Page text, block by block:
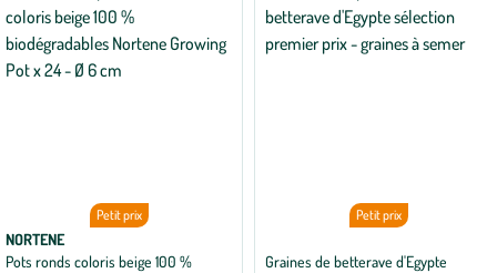
Petit prix
NORTENE
Pots ronds coloris beige 100 %
Petit prix
Graines de betterave d'Egypte